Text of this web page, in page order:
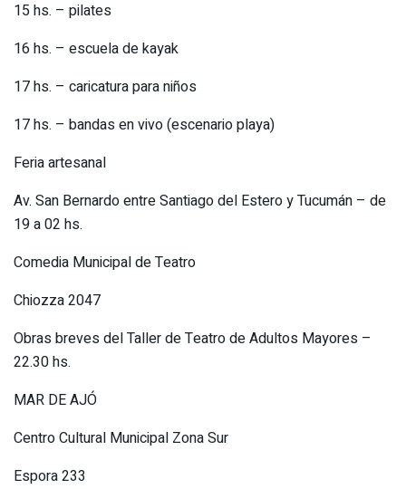
15 hs. – pilates
16 hs. – escuela de kayak
17 hs. – caricatura para niños
17 hs. – bandas en vivo (escenario playa)
Feria artesanal
Av. San Bernardo entre Santiago del Estero y Tucumán – de
19 a 02 hs.
Comedia Municipal de Teatro
Chiozza 2047
Obras breves del Taller de Teatro de Adultos Mayores –
22.30 hs.
MAR DE AJÓ
Centro Cultural Municipal Zona Sur
Espora 233